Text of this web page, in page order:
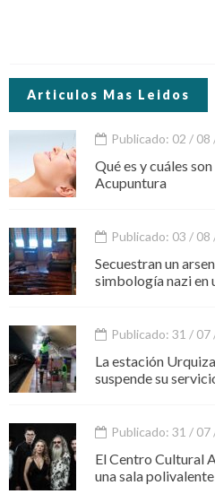
Articulos Mas Leidos
Publicado: 02 / 08
Qué es y cuáles
Acupuntura
Publicado: 03 / 08
Secuestran un
simbología nazi en
Publicado: 31 / 07
La estación
suspende su
Publicado: 31 / 07
El Centro Cultural
una sala polivalente